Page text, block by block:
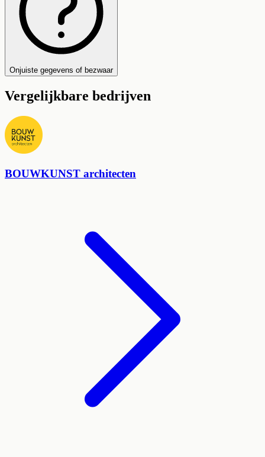
Onjuiste gegevens of bezwaar
Vergelijkbare bedrijven
BOUWKUNST architecten